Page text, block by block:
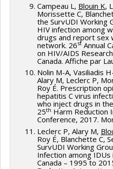
Campeau L, Blouin K,
Morissette C,
the SurvUDI Working
HIV infection among
drugs and report sex
network. 26st Annual
on HIV/AIDS
Canada. Affiche par
Nolin M-A, Vasiliadis
Alary M, Leclerc P,
Roy É. Prescription
hepatitis C virus
who inject drugs in
25th Harm Reduction
Conference, 2017.
Leclerc P, Alary M,
Roy É, Blanchette C,
SurvUDI Working
Infection among IDUs
Canada – 1995 to